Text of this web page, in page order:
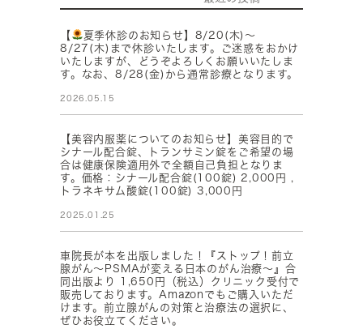
【
夏季休診のお知らせ】8/20(木)～
8/27(木)まで休診いたします。ご迷惑をおかけ
いたしますが、どうぞよろしくお願いいたしま
す。なお、8/28(金)から通常診療となります。
2026.05.15
【美容内服薬についてのお知らせ】美容目的で
シナール配合錠、トランサミン錠をご希望の場
合は健康保険適用外で全額自己負担となりま
す。価格：シナール配合錠(100錠) 2,000円 ,
トラネキサム酸錠(100錠) 3,000円
2025.01.25
車院長が本を出版しました！『ストップ！前立
腺がん～PSMAが変える日本のがん治療～』合
同出版より 1,650円（税込）クリニック受付で
販売しております。Amazonでもご購入いただ
けます。前立腺がんの対策と治療法の選択に、
ぜひお役立てください。